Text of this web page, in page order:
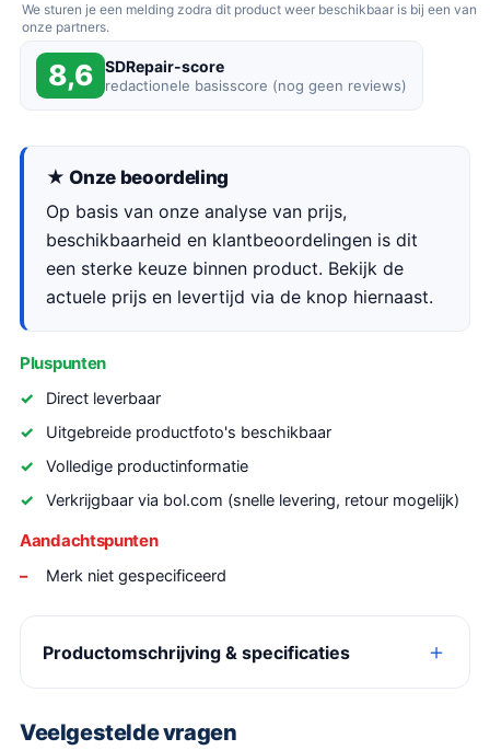
We sturen je een melding zodra dit product weer beschikbaar is bij een van
onze partners.
8,6 SDRepair-score
redactionele basisscore (nog geen reviews)
★ Onze beoordeling
Op basis van onze analyse van prijs,
beschikbaarheid en klantbeoordelingen is dit
een sterke keuze binnen product. Bekijk de
actuele prijs en levertijd via de knop hiernaast.
Pluspunten
Direct leverbaar
Uitgebreide productfoto's beschikbaar
Volledige productinformatie
Verkrijgbaar via bol.com (snelle levering, retour mogelijk)
Aandachtspunten
Merk niet gespecificeerd
Productomschrijving & specificaties
Veelgestelde vragen